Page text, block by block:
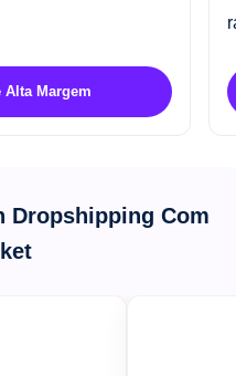
Alta Margem
Dropshipping Com